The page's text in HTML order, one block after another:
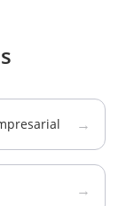
→
→